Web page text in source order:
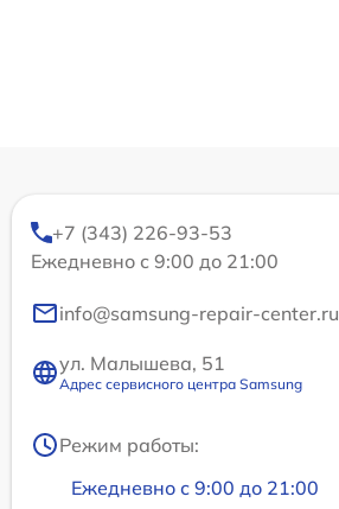
+7 (343) 226-93-53
Ежедневно с 9:00 до 21:00
info@samsung-repair-center.ru
ул. Малышева, 51
Адрес сервисного центра Samsung
Режим работы:
Ежедневно с 9:00 до 21:00